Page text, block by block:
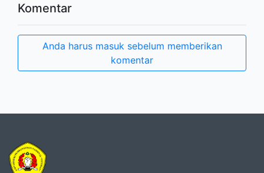
Komentar
Anda harus masuk sebelum memberikan
komentar